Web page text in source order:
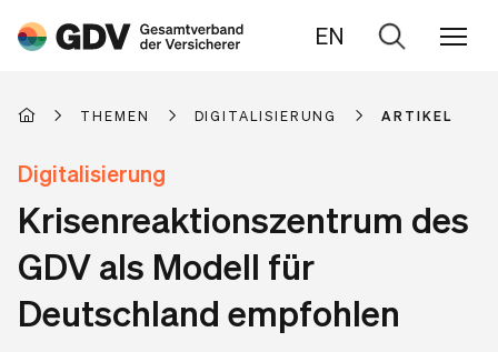
EN
Zur
THEMEN DIGITALISIERUNG ARTIKEL
Digitalisierung
Krisenreaktionszentrum des
GDV als Modell für
Deutschland empfohlen